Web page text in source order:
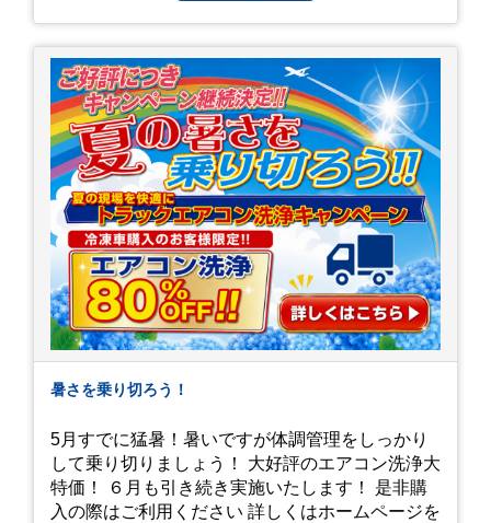
暑さを乗り切ろう！
5月すでに猛暑！暑いですが体調管理をしっかり
して乗り切りましょう！ 大好評のエアコン洗浄大
特価！ ６月も引き続き実施いたします！ 是非購
入の際はご利用ください 詳しくはホームページを